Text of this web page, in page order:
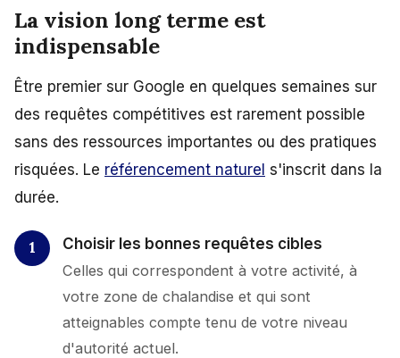
La vision long terme est
indispensable
Être premier sur Google en quelques semaines sur
des requêtes compétitives est rarement possible
sans des ressources importantes ou des pratiques
risquées. Le référencement naturel s'inscrit dans la
durée.
Choisir les bonnes requêtes cibles
Celles qui correspondent à votre activité, à
votre zone de chalandise et qui sont
atteignables compte tenu de votre niveau
d'autorité actuel.